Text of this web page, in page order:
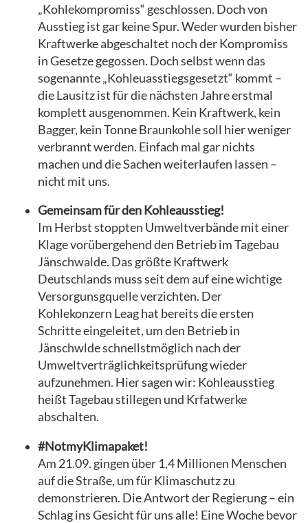
„Kohlekompromiss“ geschlossen. Doch von
Ausstieg ist gar keine Spur. Weder wurden bisher
Kraftwerke abgeschaltet noch der Kompromiss
in Gesetze gegossen. Doch selbst wenn das
sogenannte „Kohleuasstiegsgesetzt“ kommt –
die Lausitz ist für die nächsten Jahre erstmal
komplett ausgenommen. Kein Kraftwerk, kein
Bagger, kein Tonne Braunkohle soll hier weniger
verbrannt werden. Einfach mal gar nichts
machen und die Sachen weiterlaufen lassen –
nicht mit uns.
Gemeinsam für den Kohleausstieg!
Im Herbst stoppten Umweltverbände mit einer
Klage vorübergehend den Betrieb im Tagebau
Jänschwalde. Das größte Kraftwerk
Deutschlands muss seit dem auf eine wichtige
Versorgunsgquelle verzichten. Der
Kohlekonzern Leag hat bereits die ersten
Schritte eingeleitet, um den Betrieb in
Jänschwlde schnellstmöglich nach der
Umweltverträglichkeitsprüfung wieder
aufzunehmen. Hier sagen wir: Kohleausstieg
heißt Tagebau stillegen und Krfatwerke
abschalten.
#NotmyKlimapaket!
Am 21.09. gingen über 1,4 Millionen Menschen
auf die Straße, um für Klimaschutz zu
demonstrieren. Die Antwort der Regierung – ein
Schlag ins Gesicht für uns alle! Eine Woche bevor